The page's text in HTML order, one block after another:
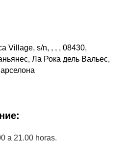
Village, s/n, , , , 08430,
Ла Рока дель Вальес,
a 21.00 horas.